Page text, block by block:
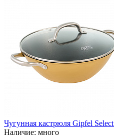
Чугунная кастрюля Gipfel
Наличие: много